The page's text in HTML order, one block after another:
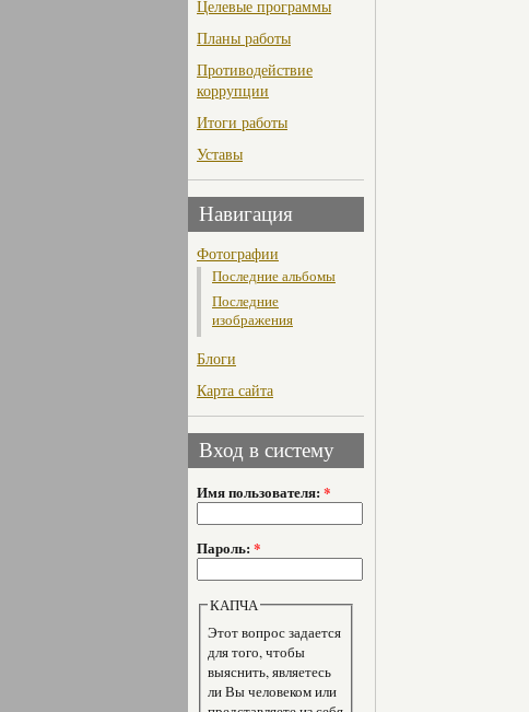
Целевые программы
Планы работы
Противодействие
коррупции
Итоги работы
Уставы
Навигация
Фотографии
Последние альбомы
Последние
изображения
Блоги
Карта сайта
Вход в систему
Имя пользователя: *
Пароль: *
КАПЧА
Этот вопрос задается
для того, чтобы
выяснить, являетесь
ли Вы человеком или